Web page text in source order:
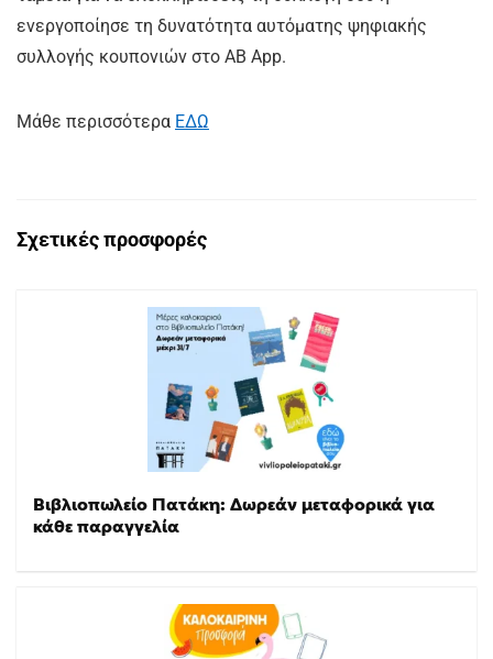
ενεργοποίησε τη δυνατότητα αυτόματης ψηφιακής
συλλογής κουπονιών στο AB App.
Μάθε περισσότερα ΕΔΩ
Σχετικές προσφορές
Βιβλιοπωλείο Πατάκη: Δωρεάν μεταφορικά για
κάθε παραγγελία